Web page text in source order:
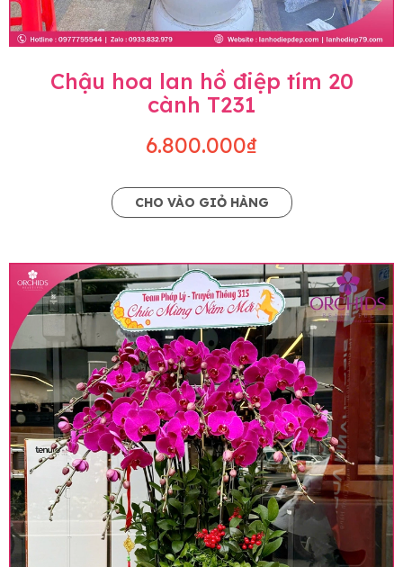
Chậu hoa lan hồ điệp tím 20
cành T231
6.800.000₫
CHO VÀO GIỎ HÀNG